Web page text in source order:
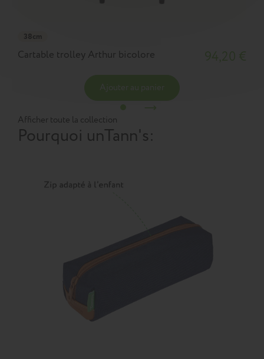
38cm
Cartable trolley Arthur bicolore
Afficher toute la collection
Pourquoi unTann's: